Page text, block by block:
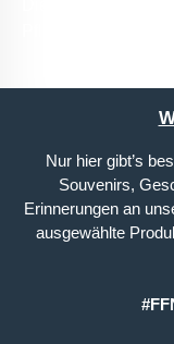
Nur hier gibt’s
Souvenirs,
Erinnerungen an
ausgewählte